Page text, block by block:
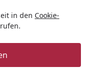
in den Cookie-